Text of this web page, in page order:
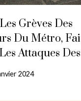
Grèves Des
Du Métro,
Attaques
2024